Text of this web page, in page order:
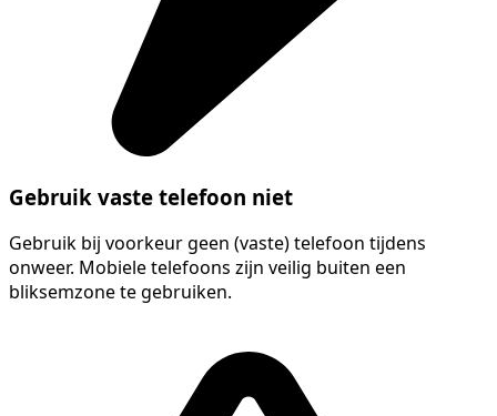
Gebruik vaste telefoon niet
Gebruik bij voorkeur geen (vaste) telefoon tijdens
onweer. Mobiele telefoons zijn veilig buiten een
bliksemzone te gebruiken.